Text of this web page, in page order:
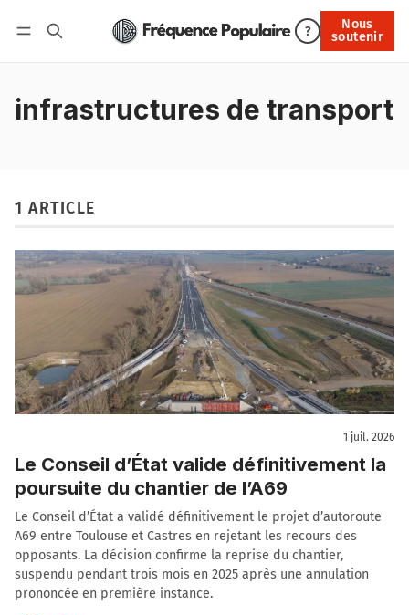
?
Nous
soutenir
Nous soutenir
infrastructures de transport
1 ARTICLE
1 juil. 2026
Le Conseil d’État valide définitivement la
poursuite du chantier de l’A69
Le Conseil d’État a validé définitivement le projet d’autoroute
A69 entre Toulouse et Castres en rejetant les recours des
opposants. La décision confirme la reprise du chantier,
suspendu pendant trois mois en 2025 après une annulation
prononcée en première instance.